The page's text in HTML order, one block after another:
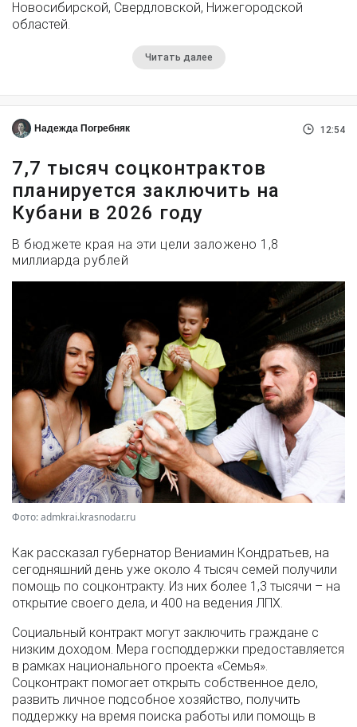
Новосибирской, Свердловской, Нижегородской
областей.
Читать далее
Надежда Погребняк 12:54
7,7 тысяч соцконтрактов
планируется заключить на
Кубани в 2026 году
В бюджете края на эти цели заложено 1,8
миллиарда рублей
Фото: admkrai.krasnodar.ru
Как рассказал губернатор Вениамин Кондратьев, на
сегодняшний день уже около 4 тысяч семей получили
помощь по соцконтракту. Из них более 1,3 тысячи – на
открытие своего дела, и 400 на ведения ЛПХ.
Социальный контракт могут заключить граждане с
низким доходом. Мера господдержки предоставляется
в рамках национального проекта «Семья».
Соцконтракт помогает открыть собственное дело,
развить личное подсобное хозяйство, получить
поддержку на время поиска работы или помощь в